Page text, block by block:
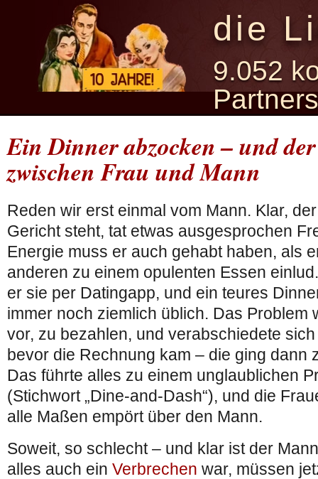
die
9.052
Ein Dinner abzocken – und
zwischen Frau und Mann
Reden wir erst einmal vom Mann. Klar,
Gericht steht, tat etwas ausgesprochen
Energie muss er auch gehabt haben, als
anderen zu einem opulenten Essen
er sie per Datingapp, und ein teures
immer noch ziemlich üblich. Das Problem
vor, zu bezahlen, und verabschiedete
bevor die Rechnung kam – die ging dann
Das führte alles zu einem unglaublichen
(Stichwort „Dine-and-Dash“), und die
alle Maßen empört über den Mann.
Soweit, so schlecht – und klar ist der
alles auch ein Verbrechen war, müssen